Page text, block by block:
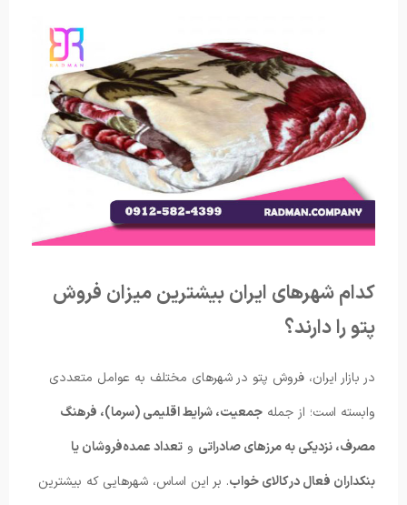
کدام شهرهای ایران بیشترین میزان فروش
پتو را دارند؟
در بازار ایران، فروش پتو در شهرهای مختلف به عوامل متعددی
وابسته است؛ از جمله جمعیت، شرایط اقلیمی (سرما)، فرهنگ
مصرف، نزدیکی به مرزهای صادراتی و تعداد عمده‌فروشان یا
بنکداران فعال در کالای خواب. بر این اساس، شهرهایی که بیشترین